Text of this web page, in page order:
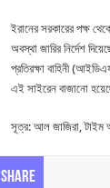
ইরানের সরকারের পক্ষ
অবস্থা জারির নির্দেশ
প্রতিরক্ষা বাহিনী
এই সাইরেন বাজানো
সূত্র: আল জাজিরা, টাইম
Share